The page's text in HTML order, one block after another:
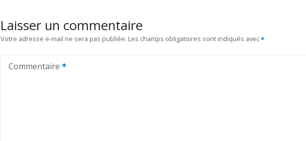
i
g
Laisser un commentaire
Votre adresse e-mail ne sera pas publiée. Les champs obligatoires sont indiqués avec
Commentaire